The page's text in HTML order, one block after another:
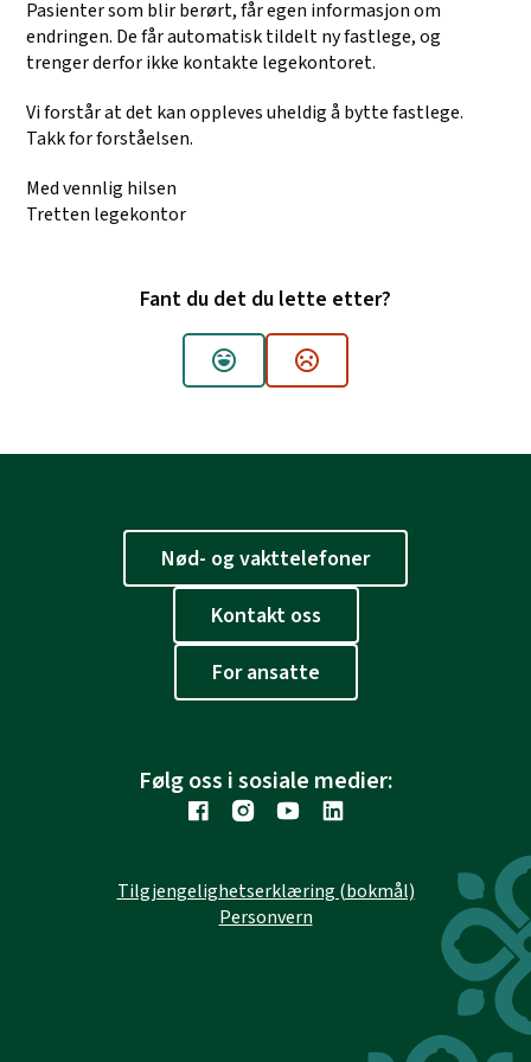
Pasienter som blir berørt, får egen informasjon om
endringen. De får automatisk tildelt ny fastlege, og
trenger derfor ikke kontakte legekontoret.
Vi forstår at det kan oppleves uheldig å bytte fastlege.
Takk for forståelsen.
Med vennlig hilsen
Tretten legekontor
Fant du det du lette etter?
Ja Nei
Nød- og vakttelefoner
Kontakt oss
For ansatte
Følg oss i sosiale medier:
Tilgjengelighetserklæring (bokmål)
Personvern